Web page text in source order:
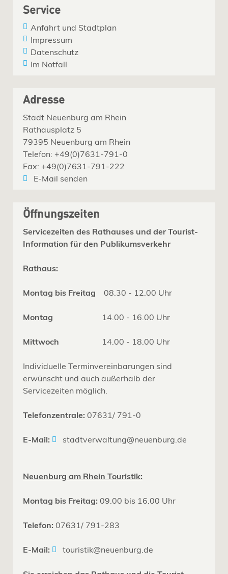
Service
Anfahrt und Stadtplan
Impressum
Datenschutz
Im Notfall
Adresse
Stadt Neuenburg am Rhein
Rathausplatz 5
79395 Neuenburg am Rhein
Telefon: +49(0)7631-791-0
Fax: +49(0)7631-791-222
E-Mail senden
Öffnungszeiten
Servicezeiten des Rathauses und der Tourist-
Information für den Publikumsverkehr
Rathaus:
Montag bis Freitag 08.30 - 12.00 Uhr
Montag 14.00 - 16.00 Uhr
Mittwoch 14.00 - 18.00 Uhr
Individuelle Terminvereinbarungen sind
erwünscht und auch außerhalb der
Servicezeiten möglich.
Telefonzentrale: 07631/ 791-0
E-Mail: stadtverwaltung@neuenburg.de
Neuenburg am Rhein Touristik:
Montag bis Freitag: 09.00 bis 16.00 Uhr
Telefon: 07631/ 791-283
E-Mail: touristik@neuenburg.de